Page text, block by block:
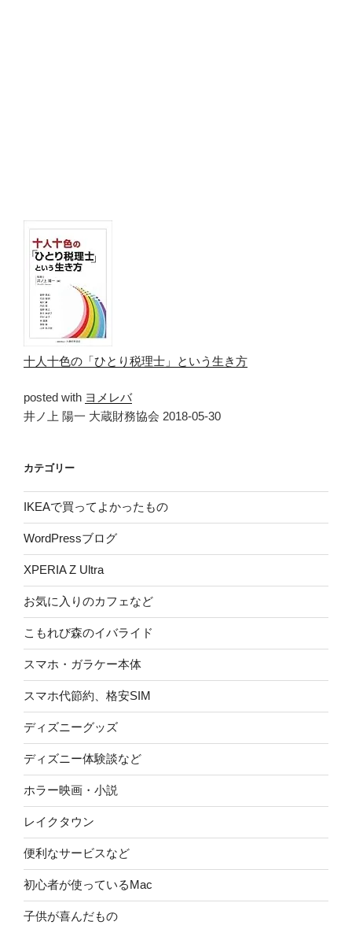
十人十色の「ひとり税理士」という生き方
posted with ヨメレバ
井ノ上 陽一 大蔵財務協会 2018-05-30
カテゴリー
IKEAで買ってよかったもの
WordPressブログ
XPERIA Z Ultra
お気に入りのカフェなど
こもれび森のイバライド
スマホ・ガラケー本体
スマホ代節約、格安SIM
ディズニーグッズ
ディズニー体験談など
ホラー映画・小説
レイクタウン
便利なサービスなど
初心者が使っているMac
子供が喜んだもの